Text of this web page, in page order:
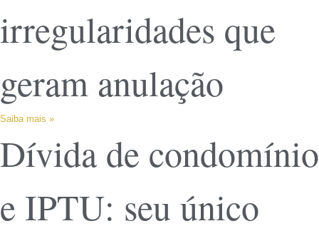
irregularidades que
geram anulação
Saiba mais »
Dívida de condomínio
e IPTU: seu único